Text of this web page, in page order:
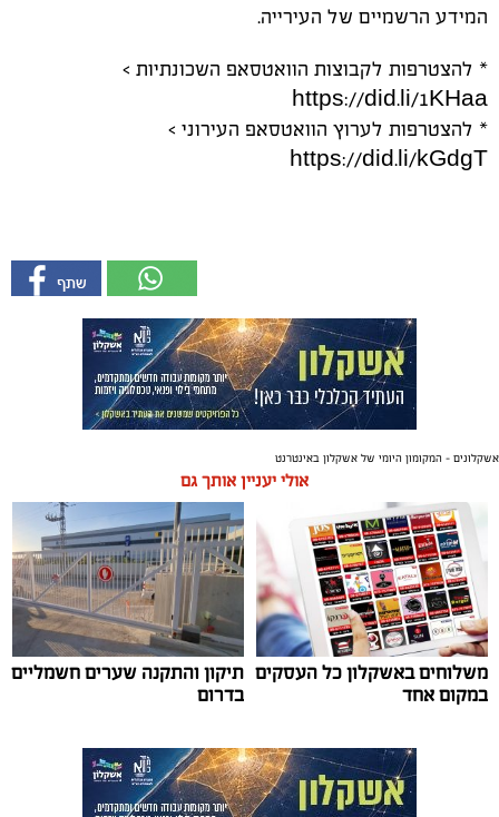
המידע הרשמיים של העירייה.
* להצטרפות לקבוצות הוואטסאפ השכונתיות >
https://did.li/1KHaa
* להצטרפות לערוץ הוואטסאפ העירוני >
https://did.li/kGdgT
אשקלונים - המקומון היומי של אשקלון באינטרנט
אולי יעניין אותך גם
משלוחים באשקלון כל העסקים
במקום אחד
תיקון והתקנה שערים חשמליים
בדרום